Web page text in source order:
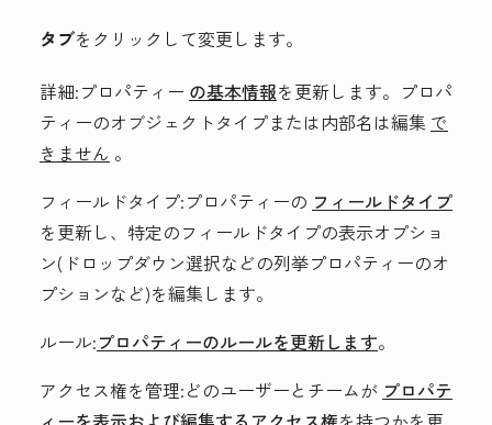
タブをクリックして変更 します。
詳細:プロパティー の基本情報を更新します。プロパ
ティーのオブジェクトタイプまたは内部名は編集 で
きません 。
フィールドタイプ:プロパティーの フィールドタイプ
を更新し、特定のフィールドタイプの表示オプショ
ン(ドロップダウン選択などの列挙プロパティーのオ
プションなど)を編集します。
ルール:プロパティーのルールを更新します。
アクセス権を管理:どのユーザーとチームが プロパテ